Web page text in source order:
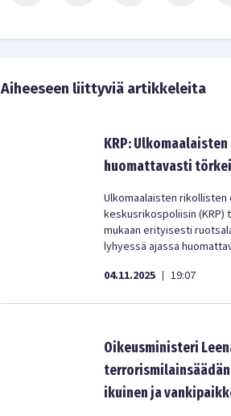
Aiheeseen liittyviä artikkeleita
KRP:
huomattavasti
Ulkomaalaisten
keskusrikospoliisin (KRP)
mukaan erityisesti
lyhyessä ajassa
04.11.2025 | 19:07
Oikeusministeri
ikuinen ja